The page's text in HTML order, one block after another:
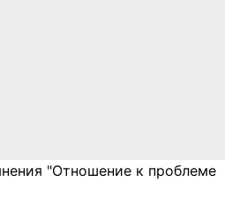
"Отношение к проблеме